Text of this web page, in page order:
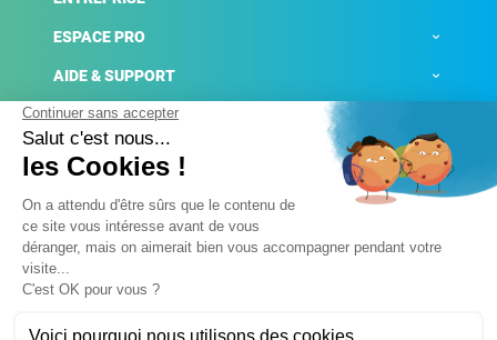
ESPACE PRO
AIDE & SUPPORT
ACTUALITÉS
Mentions légales